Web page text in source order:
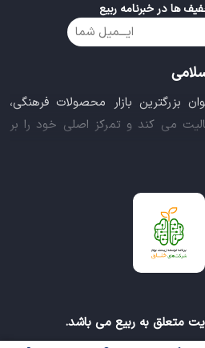
ها در خبرنامه ربیع
بزرگترین بازار محصولات فرهنگی،
می کند و تمرکز اصلی خود را بر
داده است. این بازار مجموعه کاملی از
فرهنگی، مذهبی و هنری برآورده
فرهنگی در بستر اینترنت باعث شد تا
الکترونیکی و مجوز سازمان صنفی
متعلق به ربیع می باشد.